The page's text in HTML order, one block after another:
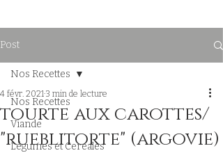
Post
Nos Recettes
Viande
Légumes et Cereales
Nos Recettes
tourte aux carottes/
"rueblitorte" (argovie)
4 févr. 2021 3 min de lecture